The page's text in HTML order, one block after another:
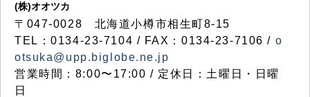
(株)オオツカ
〒047-0028 北海道小樽市相生町8-15
TEL：0134-23-7104 / FAX：0134-23-7106 / o
otsuka@upp.biglobe.ne.jp
営業時間：8:00〜17:00 / 定休日：土曜日・日曜
日